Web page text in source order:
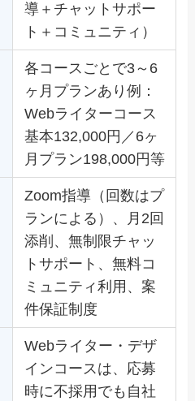
導＋チャットサポー
ト＋コミュニティ）
各コースごとで3～6
ヶ月プランあり例：
Webライターコース
基本132,000円／6ヶ
月プラン198,000円等
Zoom指導（回数はプ
ランによる）、月2回
添削、無制限チャッ
トサポート、無料コ
ミュニティ利用、案
件保証制度
Webライター・デザ
インコースは、応募
時に不採用でも自社